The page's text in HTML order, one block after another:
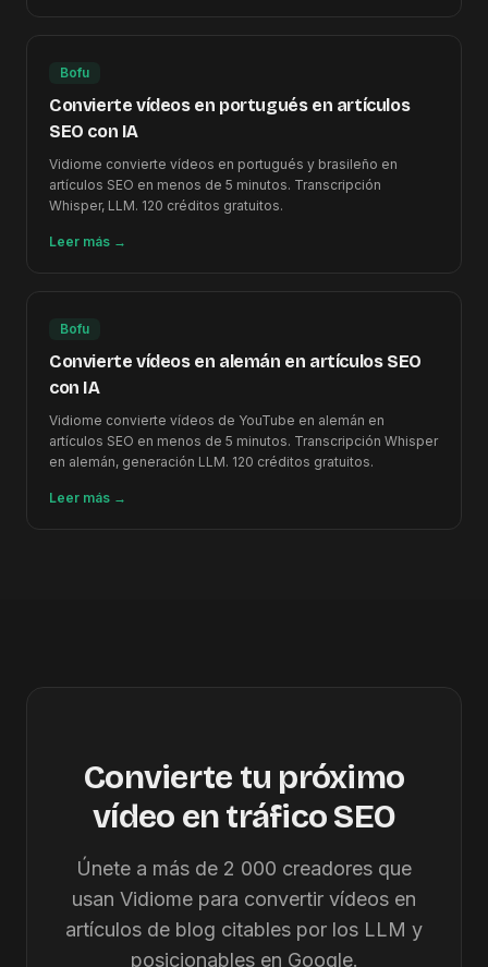
Bofu
Convierte vídeos en portugués en artículos
SEO con IA
Vidiome convierte vídeos en portugués y brasileño en
artículos SEO en menos de 5 minutos. Transcripción
Whisper, LLM. 120 créditos gratuitos.
Leer más →
Bofu
Convierte vídeos en alemán en artículos SEO
con IA
Vidiome convierte vídeos de YouTube en alemán en
artículos SEO en menos de 5 minutos. Transcripción Whisper
en alemán, generación LLM. 120 créditos gratuitos.
Leer más →
Convierte tu próximo
vídeo en tráfico SEO
Únete a más de 2 000 creadores que
usan Vidiome para convertir vídeos en
artículos de blog citables por los LLM y
posicionables en Google.